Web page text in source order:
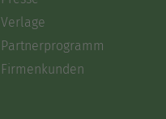
Verlage
Partnerprogramm
Firmenkunden